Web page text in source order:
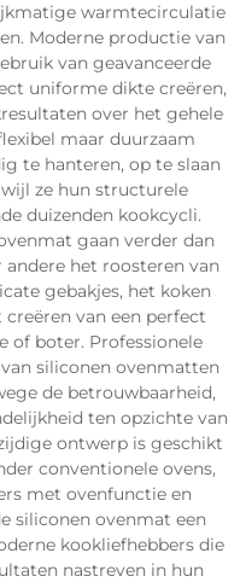
warmtecirculatie
Moderne productie van
van geavanceerde
uniforme dikte creëren,
over het gehele
maar duurzaam
te hanteren, op te slaan
ze hun structurele
duizenden kookcycli.
gaan verder dan
het roosteren van
gebakjes, het koken
van een perfect
of boter. Professionele
siliconen ovenmatten
de betrouwbaarheid,
ten opzichte van
ontwerp is geschikt
conventionele ovens,
met ovenfunctie en
siliconen ovenmat een
kookliefhebbers die
nastreven in hun